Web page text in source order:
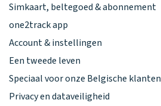
Simkaart, beltegoed & abonnement
one2track app
Account & instellingen
Een tweede leven
Speciaal voor onze Belgische klanten
Privacy en dataveiligheid